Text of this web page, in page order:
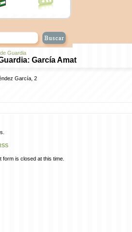
Guardia
García Amat
García, 2
form is closed at this time.